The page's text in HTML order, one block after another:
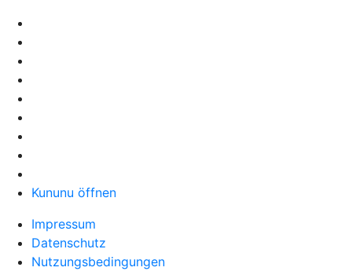
Kununu öffnen
Impressum
Datenschutz
Nutzungsbedingungen